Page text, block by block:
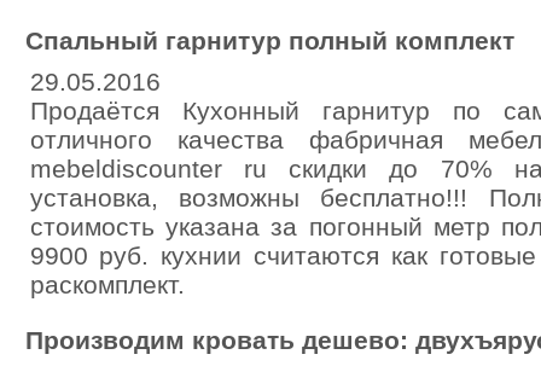
Спальный гарнитур полный комплект
29.05.2016
Продаётся Кухонный гарнитур по
отличного качества фабричная
mebeldiscounter ru скидки до 70%
установка, возможны бесплатно!!!
стоимость указана за погонный метр
9900 руб. кухнии считаются как
раскомплект.
Производим кровать дешево: